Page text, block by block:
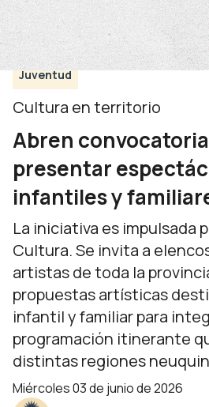
Juventud
Cultura en territorio
Abren
presentar
infantiles y
La iniciativa es impulsada
Cultura. Se invita a
artistas de toda la
propuestas artísticas
infantil y familiar para
programación itinerante
distintas regiones
miércoles 03 de junio de 2026